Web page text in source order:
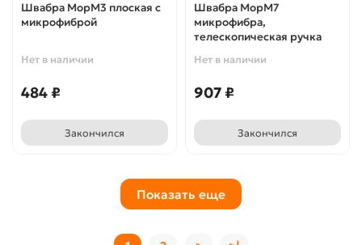
Швабра МорМ3 плоская с
микрофиброй
Нет в наличии
484 ₽
Закончился
Швабра МорМ7
микрофибра,
телескопическая ручка
Нет в наличии
907 ₽
Закончился
Показать еще